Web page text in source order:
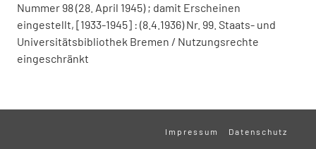
Nummer 98 (28. April 1945) ; damit Erscheinen
eingestellt, [1933-1945] : (8.4.1936) Nr. 99. Staats- und
Universitätsbibliothek Bremen / Nutzungsrechte
eingeschränkt
Impressum Datenschutz